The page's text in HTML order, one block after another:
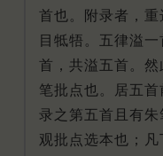
首也。附录者，
目牴牾。五律溢
首，共溢五首。
笔批点也。居五
录之第五首且有
观批点选本也；